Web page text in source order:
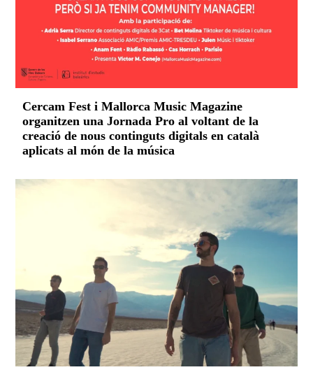
Cercam Fest i Mallorca Music Magazine
organitzen una Jornada Pro al voltant de la
creació de nous continguts digitals en català
aplicats al món de la música